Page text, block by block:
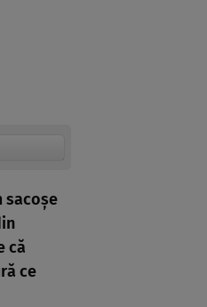
sacoșe
că
ce